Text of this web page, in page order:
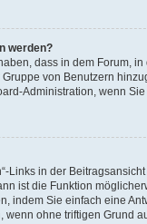
werden?
dass in dem Forum,
von Benutzern
Administration, wenn
Links in der
ist die Funktion
indem Sie einfach eine
wenn ohne triftigen Grund